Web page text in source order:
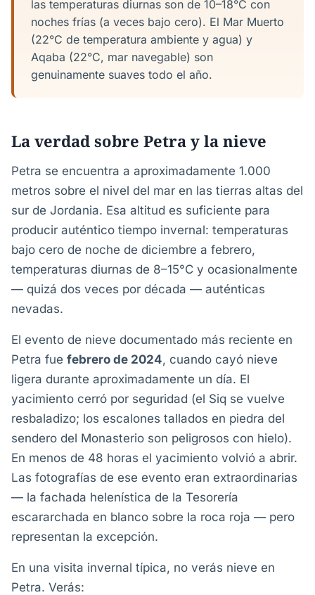
las temperaturas diurnas son de 10–18°C con
noches frías (a veces bajo cero). El Mar Muerto
(22°C de temperatura ambiente y agua) y
Aqaba (22°C, mar navegable) son
genuinamente suaves todo el año.
La verdad sobre Petra y la nieve
Petra se encuentra a aproximadamente 1.000
metros sobre el nivel del mar en las tierras altas del
sur de Jordania. Esa altitud es suficiente para
producir auténtico tiempo invernal: temperaturas
bajo cero de noche de diciembre a febrero,
temperaturas diurnas de 8–15°C y ocasionalmente
— quizá dos veces por década — auténticas
nevadas.
El evento de nieve documentado más reciente en
Petra fue febrero de 2024, cuando cayó nieve
ligera durante aproximadamente un día. El
yacimiento cerró por seguridad (el Siq se vuelve
resbaladizo; los escalones tallados en piedra del
sendero del Monasterio son peligrosos con hielo).
En menos de 48 horas el yacimiento volvió a abrir.
Las fotografías de ese evento eran extraordinarias
— la fachada helenística de la Tesorería
escararchada en blanco sobre la roca roja — pero
representan la excepción.
En una visita invernal típica, no verás nieve en
Petra. Verás: